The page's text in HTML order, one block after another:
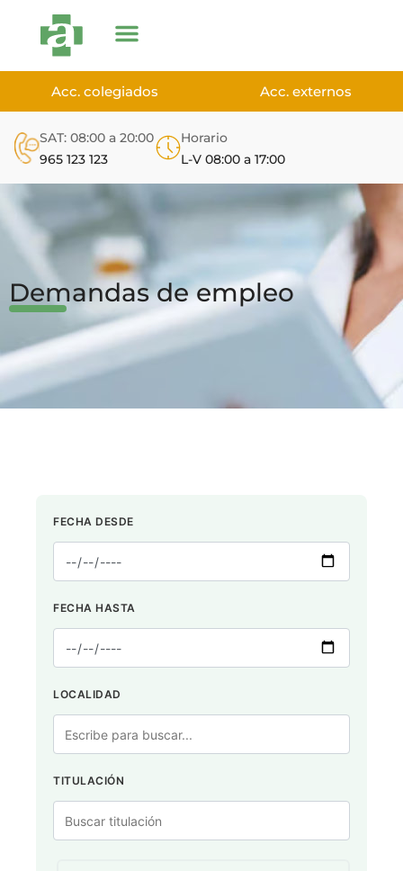
Acc. colegiados Acc. externos
SAT: 08:00 a 20:00
965 123 123
Horario
L-V 08:00 a 17:00
Demandas de empleo
FECHA DESDE
FECHA HASTA
LOCALIDAD
TITULACIÓN